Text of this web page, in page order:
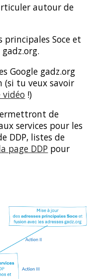
autour de
principales Soce et
gadz.org.
Google gadz.org
(si tu veux savoir
!)
de
services pour les
DDP, listes de
page DDP pour